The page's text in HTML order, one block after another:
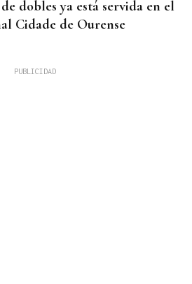
dobles ya está servida en el
Cidade de Ourense